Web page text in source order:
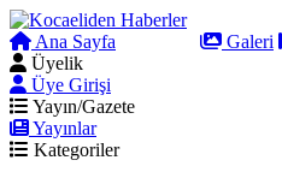
Ana Sayfa Galeri
Üyelik
Üye Girişi
Yayın/Gazete
Yayınlar
Kategoriler